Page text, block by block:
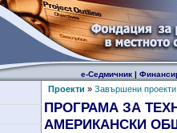
е-Седмичник|
Проекти » Завършени проекти
ПРОГРАМА ЗА
АМЕРИКАНСКИ